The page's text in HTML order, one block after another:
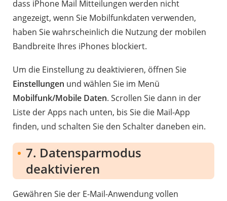
dass iPhone Mail Mitteilungen werden nicht
angezeigt, wenn Sie Mobilfunkdaten verwenden,
haben Sie wahrscheinlich die Nutzung der mobilen
Bandbreite Ihres iPhones blockiert.
Um die Einstellung zu deaktivieren, öffnen Sie
Einstellungen und wählen Sie im Menü
Mobilfunk/Mobile Daten. Scrollen Sie dann in der
Liste der Apps nach unten, bis Sie die Mail-App
finden, und schalten Sie den Schalter daneben ein.
7. Datensparmodus
deaktivieren
Gewähren Sie der E-Mail-Anwendung vollen